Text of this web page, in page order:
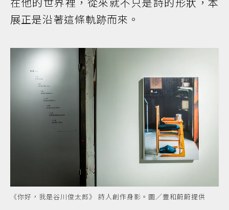
展正是沿著這條軌跡而來。
《你好，我是谷川俊太郎》 詩人創作身影。圖／豐和蔚蔚提供